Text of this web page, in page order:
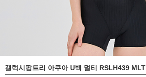
갤럭시팜트리 아쿠아 U백 멀티 RSLH439 MLT